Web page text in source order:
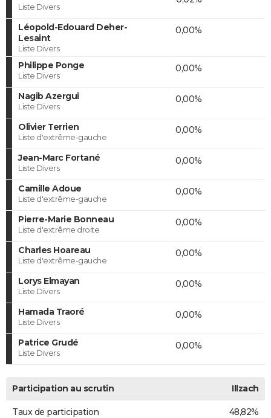
Liste Divers
Léopold-Edouard Deher-
Lesaint
Liste Divers
0,00%
Philippe Ponge
Liste Divers
0,00%
Nagib Azergui
Liste Divers
0,00%
Olivier Terrien
Liste d'extrême-gauche
0,00%
Jean-Marc Fortané
Liste Divers
0,00%
Camille Adoue
Liste d'extrême-gauche
0,00%
Pierre-Marie Bonneau
Liste d'extrême droite
0,00%
Charles Hoareau
Liste d'extrême-gauche
0,00%
Lorys Elmayan
Liste Divers
0,00%
Hamada Traoré
Liste Divers
0,00%
Patrice Grudé
Liste Divers
0,00%
Participation au scrutin Illzach
Taux de participation 48,82%